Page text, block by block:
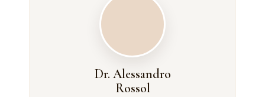
Dr. Alessandro
Rossol